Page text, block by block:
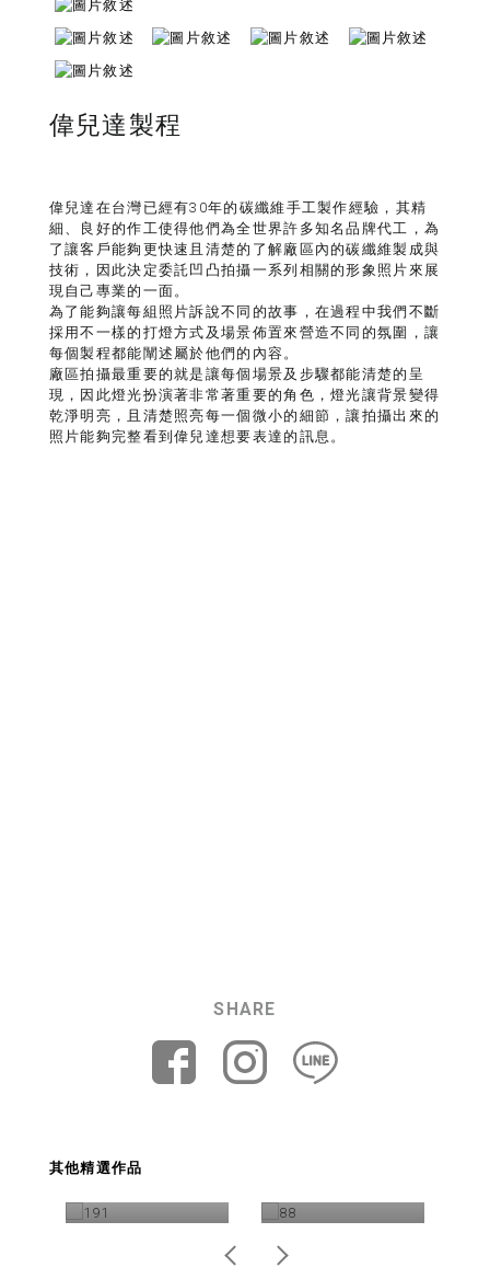
偉兒達製程
偉兒達在台灣已經有30年的碳纖維手工製作經驗，其精
細、良好的作工使得他們為全世界許多知名品牌代工，為
了讓客戶能夠更快速且清楚的了解廠區內的碳纖維製成與
技術，因此決定委託凹凸拍攝一系列相關的形象照片來展
現自己專業的一面。
為了能夠讓每組照片訴說不同的故事，在過程中我們不斷
採用不一樣的打燈方式及場景佈置來營造不同的氛圍，讓
每個製程都能闡述屬於他們的內容。
廠區拍攝最重要的就是讓每個場景及步驟都能清楚的呈
現，因此燈光扮演著非常著重要的角色，燈光讓背景變得
乾淨明亮，且清楚照亮每一個微小的細節，讓拍攝出來的
照片能夠完整看到偉兒達想要表達的訊息。
SHARE
其他精選作品
BLKTEC Ｘ io̍klîn 聯
名形象